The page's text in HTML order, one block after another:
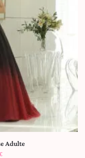
Adulte